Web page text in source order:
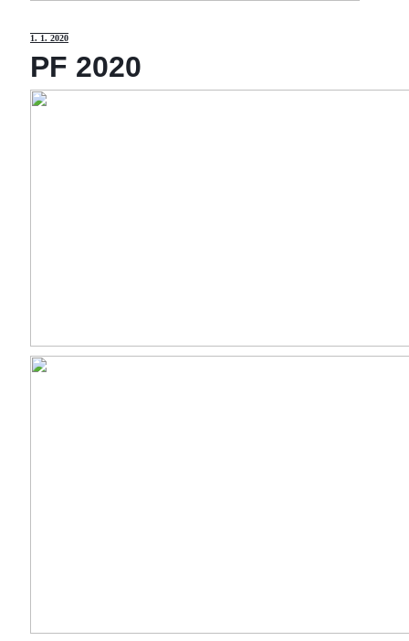
1. 1. 2020
PF 2020